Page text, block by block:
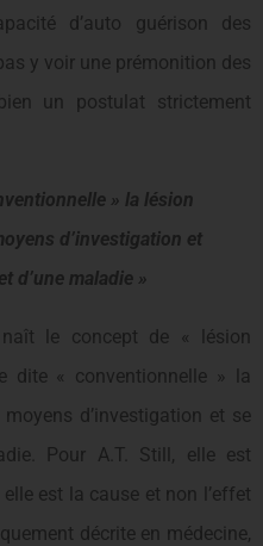
d’auto guérison des
y voir une prémonition des
un postulat strictement
» la lésion
d’investigation et
d’une maladie »
le concept de « lésion
dite « conventionnelle » la
d’investigation et se
Pour A.T. Still, elle est
est la cause et non l’effet
décrite en médecine,